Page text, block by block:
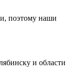
поэтому наши
и области